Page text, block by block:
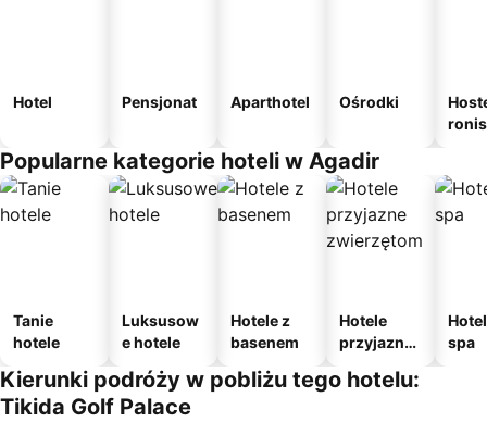
Hotel Pensjonat Aparthotel Ośrodki
Popularne kategorie hoteli w Agadir
Tanie
hotele
Luksusow
e hotele
Hotele z
basenem
Hotele
przyjazne
m
spa
Kierunki podróży w pobliżu tego hotelu:
Tikida Golf Palace